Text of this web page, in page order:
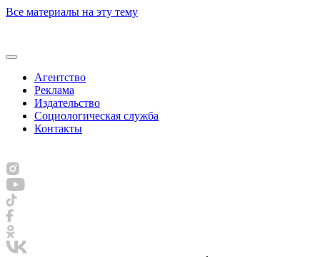
Все материалы на эту тему
Агентство
Реклама
Издательство
Социологическая служба
Контакты